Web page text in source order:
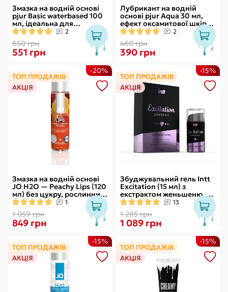
Змазка на водній основі
pjur Basic waterbased 100
мл, ідеальна для
новачків, найкраща ціна/
якість
2
650 грн
551 грн
Лубрикант на водній
основі pjur Aqua 30 мл,
ефект оксамитової шкіри
без прилипання
2
460 грн
390 грн
ТОП ПРОДАЖІВ
АКЦІЯ
Змазка на водній основі
JO H2O — Peachy Lips (120
мл) без цукру, рослинний
гліцерин
1
1 059 грн
-20%
849 грн
ТОП ПРОДАЖІВ
АКЦІЯ
Збуджувальний гель Intt
Excitation (15 мл) з
екстрактом женьшеню, з
ефектом вібрації
13
1 285 грн
-15%
1 089 грн
ТОП ПРОДАЖІВ
АКЦІЯ
-15%
ТОП ПРОДАЖІВ
АКЦІЯ
-15%